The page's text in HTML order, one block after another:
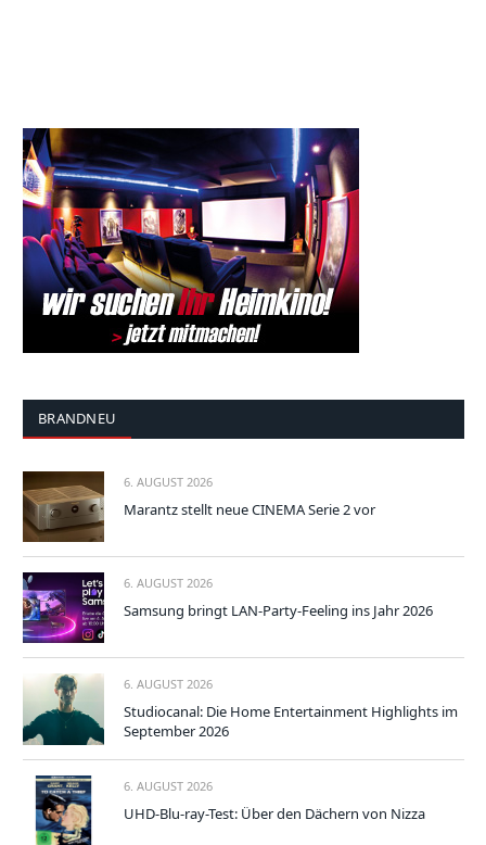
BRANDNEU
6. AUGUST 2026
Marantz stellt neue CINEMA Serie 2 vor
6. AUGUST 2026
Samsung bringt LAN-Party-Feeling ins Jahr 2026
6. AUGUST 2026
Studiocanal: Die Home Entertainment Highlights im
September 2026
6. AUGUST 2026
UHD-Blu-ray-Test: Über den Dächern von Nizza